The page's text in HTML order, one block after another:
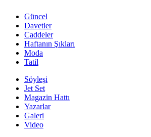
Güncel
Davetler
Caddeler
Haftanın Şıkları
Moda
Tatil
Söyleşi
Jet Set
Magazin Hattı
Yazarlar
Galeri
Video